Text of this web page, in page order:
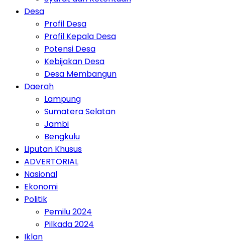
Desa
Profil Desa
Profil Kepala Desa
Potensi Desa
Kebijakan Desa
Desa Membangun
Daerah
Lampung
Sumatera Selatan
Jambi
Bengkulu
Liputan Khusus
ADVERTORIAL
Nasional
Ekonomi
Politik
Pemilu 2024
Pilkada 2024
Iklan